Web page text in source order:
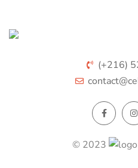
(+216)
© 2023